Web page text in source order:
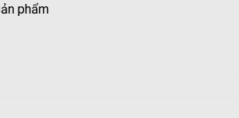
phẩm